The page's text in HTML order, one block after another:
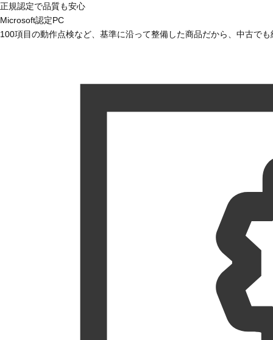
正規認定で品質も安心
Microsoft認定PC
100項目の動作点検など、基準に沿って整備した商品だから、中古で